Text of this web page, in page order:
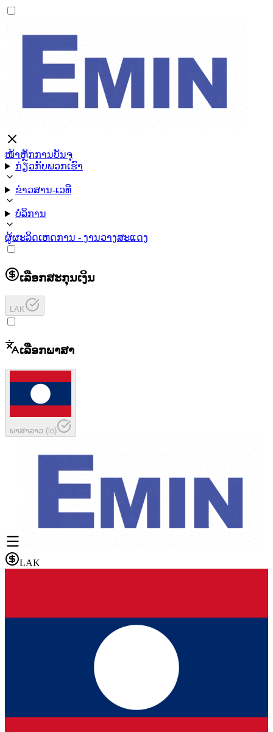
ໜ້າຫຼັກການບັນຈຸ
ກ່ຽວກັບພວກເຮົາ
ຂ່າວສານ-ເວທີ
ບໍລິການ
ຜູ້ຜະລິດເຫດການ - ງານວາງສະແດງ
ເລືອກສະກຸນເງິນ
LAK
ເລືອກພາສາ
ພາສາລາວ (lo)
LAK